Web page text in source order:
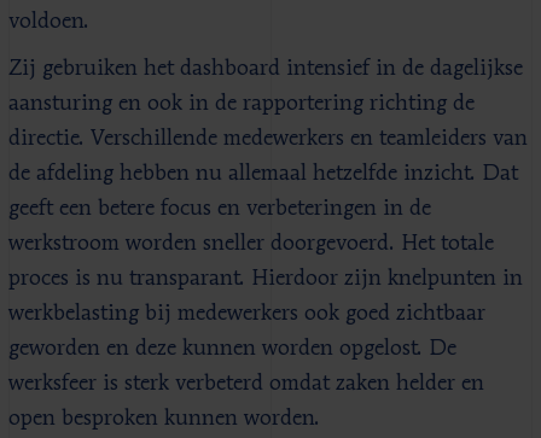
voldoen.
Zij gebruiken het dashboard intensief in de dagelijkse
aansturing en ook in de rapportering richting de
directie. Verschillende medewerkers en teamleiders van
de afdeling hebben nu allemaal hetzelfde inzicht. Dat
geeft een betere focus en verbeteringen in de
werkstroom worden sneller doorgevoerd. Het totale
proces is nu transparant. Hierdoor zijn knelpunten in
werkbelasting bij medewerkers ook goed zichtbaar
geworden en deze kunnen worden opgelost. De
werksfeer is sterk verbeterd omdat zaken helder en
open besproken kunnen worden.